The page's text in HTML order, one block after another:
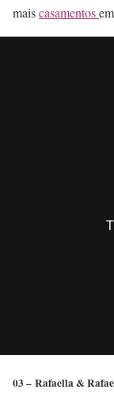
maiscasamentos
03 – Rafaella &